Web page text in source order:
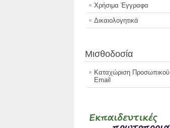
Χρήσιμα Έγγραφα
Δικαιολογητικά
Μισθοδοσία
Καταχώριση Προσωπικού
Email